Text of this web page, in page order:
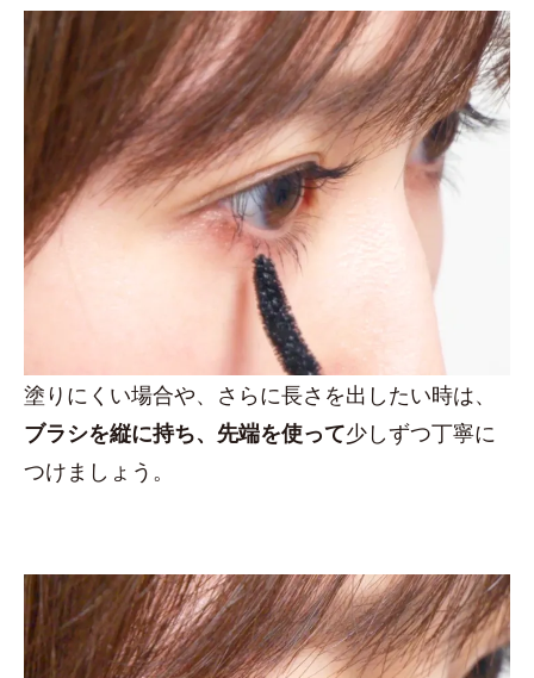
塗りにくい場合や、さらに長さを出したい時は、
ブラシを縦に持ち、先端を使って少しずつ丁寧に
つけましょう。